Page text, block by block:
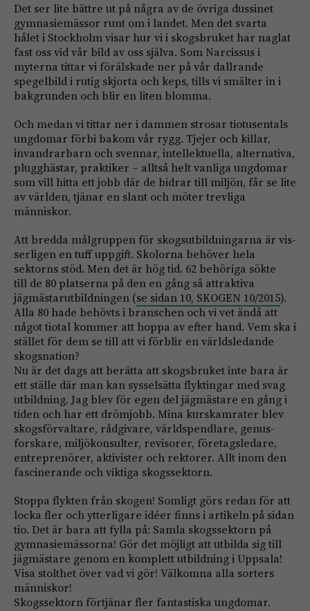
Det ser lite bättre ut på några av de övriga dussinet
gymnasiemässor runt om i landet. Men det svarta
hålet i Stockholm visar hur vi i skogsbruket har naglat
fast oss vid vår bild av oss själva. Som Narcissus i
myterna tittar vi förälskade ner på vår dallrande
spegelbild i rutig skjorta och keps, tills vi smälter in i
bakgrunden och blir en liten blomma.
Och medan vi tittar ner i dammen strosar tiotusentals
ungdomar förbi bakom vår rygg. Tjejer och killar,
invandrarbarn och svennar, intellektuella, alternativa,
plugghästar, praktiker – alltså helt vanliga ungdomar
som vill hitta ett jobb där de bidrar till miljön, får se lite
av världen, tjänar en slant och möter trevliga
människor.
Att bredda målgruppen för skogsutbildningarna är ­vis­
serligen en tuff uppgift. Skolorna behöver hela
sektorns stöd. Men det är hög tid. 62 behöriga sökte
till de 80 platserna på den en gång så attraktiva
jägmästar­utbildningen (se sidan 10, SKOGEN 10/2015).
Alla 80 hade behövts i branschen och vi vet ändå att
något tiotal kommer att hoppa av efter hand. Vem ska i
stället för dem se till att vi förblir en världsledande
skogsnation?
Nu är det dags att berätta att skogsbruket inte bara är
ett ställe där man kan sysselsätta flyktingar med svag
utbildning. Jag blev för egen del jägmästare en gång i
tiden och har ett drömjobb. Mina kurskamrater blev
skogsförvaltare, rådgivare, världspendlare, genus­
forskare, miljökonsulter, revisorer, företagsledare,
entre­prenörer, aktivister och rektorer. Allt inom den
fasci­nerande och viktiga skogssektorn.
Stoppa flykten från skogen! Somligt görs redan för att
locka fler och ytterligare idéer finns i artikeln på sidan
tio. Det är bara att fylla på: Samla skogssektorn på
gymnasiemässorna! Gör det möjligt att utbilda sig till
jägmästare genom en komplett utbildning i Uppsala!
Visa stolthet över vad vi gör! Välkomna alla sorters
människor!
Skogssektorn förtjänar fler fantastiska ungdomar.